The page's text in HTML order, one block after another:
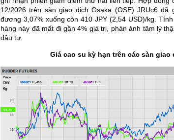
12/2026 trên sàn giao dịch Osaka (OSE) JRUc6 đã
đương 3,07% xuống còn 410 JPY (2,54 USD)/kg.
hàng này đã mất đi gần 4% giá trị, phản ánh tâm lý
đầu tư.
Giá cao su kỳ hạn trên các sàn giao